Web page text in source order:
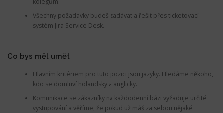
Všechny požadavky budeš zadávat a řešit přes ticketovací
systém Jira Service Desk.
Co bys měl umět
Hlavním kritériem pro tuto pozici jsou jazyky. Hledáme někoho,
kdo se domluví holandsky a anglicky.
Komunikace se zákazníky na každodenní bázi vyžaduje určité
vystupování a věříme, že pokud už máš za sebou nějaké